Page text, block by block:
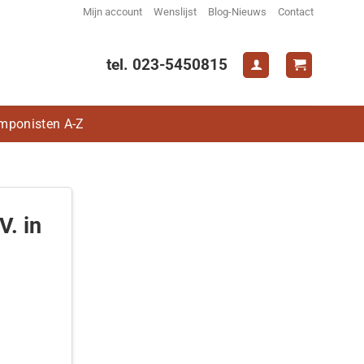
Mijn account Wenslijst Blog-Nieuws Contact
tel. 023-5450815
A-Z
in